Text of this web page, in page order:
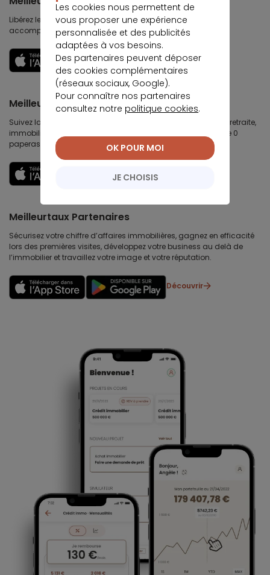
Libérez le potentiel de vos projets : préparez-les, suivez-les,
accomplissez-les.
Découvrir
Meilleurtaux Placement
Suivez la performance de tous vos contrats (assurance vie, retraite,
immobilier, défiscalisation) et re-versez facilement. Garantie 0
paperasse.
Meilleurtaux Partenaires
Sécurisez votre chiffre d’affaires immobilières, gagnez en efficacité
lors des premières visites, développez votre business au delà de
l’immobilier et travaillez votre image et votre réputation.
Découvrir
Les cookies nous permettent de
vous proposer une expérience
personnalisée et des publicités
adaptées à vos besoins.
Des partenaires peuvent déposer
des cookies complémentaires
(réseaux sociaux, Google).
Pour connaître nos partenaires
consultez notre politique cookies.
JE CHOISIS
OK POUR MOI